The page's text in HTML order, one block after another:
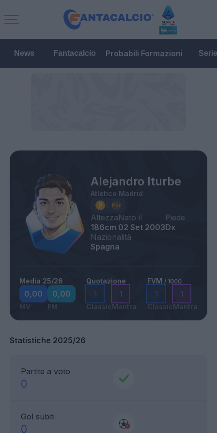
News Fantacalcio Probabili Formazioni
Alejandro Iturbe
Atletico Madrid
Altezza
186cm
Nato il
02 Set 2003
Piede
Dx
Nazionalità
Spagna
Media 25/26
0,00
MV
0,00
FM
Quotazione
1
Classic
1
Mantra
FVM / 1000
1
Classic
1
Mantra
Statistiche 2025/26
Partite a voto
0
Gol subiti
0